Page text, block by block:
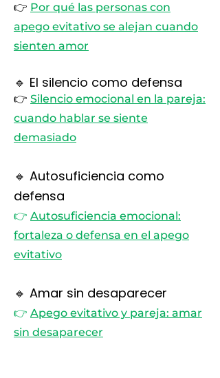
👉 Por qué las personas con
apego evitativo se alejan cuando
sienten amor
🔹 El silencio como defensa
👉 Silencio emocional en la pareja:
cuando hablar se siente
demasiado
🔹 Autosuficiencia como
defensa
👉 Autosuficiencia emocional:
fortaleza o defensa en el apego
evitativo
🔹 Amar sin desaparecer
👉 Apego evitativo y pareja: amar
sin desaparecer